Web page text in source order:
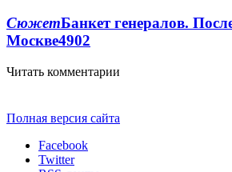
СюжетБанкет генералов.
Москве4902
Читать комментарии
Полная версия сайта
Facebook
Twitter